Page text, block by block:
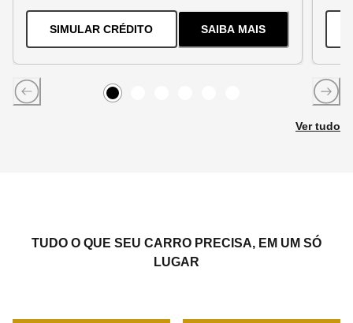
SIMULAR CRÉDITOPARA O TRACKER 1.2 TURBO FLEX
SAIBA MAIS
SOBRE
Ver tudo
TUDO O QUE SEU CARRO PRECISA, EM UM SÓ
LUGAR